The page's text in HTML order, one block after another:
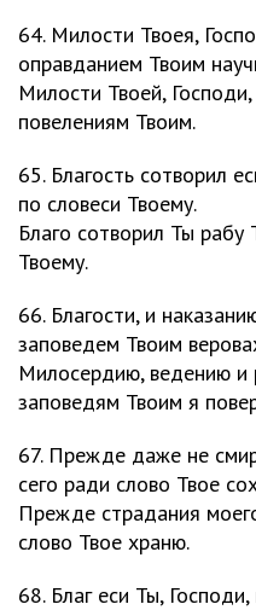
64. Милости Твоея,
оправданием Твоим
Милости Твоей,
повелениям Твоим.
65. Благость сотворил
по словеси Твоему.
Благо сотворил Ты рабу
Твоему.
66. Благости, и
заповедем Твоим
Милосердию, ведению и
заповедям Твоим я
67. Прежде даже не
сего ради слово Твое
Прежде страдания
слово Твое храню.
68. Благ еси Ты,